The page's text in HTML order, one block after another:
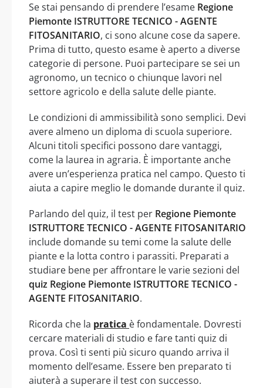
Se stai pensando di prendere l’esame Regione
Piemonte ISTRUTTORE TECNICO - AGENTE
FITOSANITARIO, ci sono alcune cose da sapere.
Prima di tutto, questo esame è aperto a diverse
categorie di persone. Puoi partecipare se sei un
agronomo, un tecnico o chiunque lavori nel
settore agricolo e della salute delle piante.
Le condizioni di ammissibilità sono semplici. Devi
avere almeno un diploma di scuola superiore.
Alcuni titoli specifici possono dare vantaggi,
come la laurea in agraria. È importante anche
avere un’esperienza pratica nel campo. Questo ti
aiuta a capire meglio le domande durante il quiz.
Parlando del quiz, il test per Regione Piemonte
ISTRUTTORE TECNICO - AGENTE FITOSANITARIO
include domande su temi come la salute delle
piante e la lotta contro i parassiti. Preparati a
studiare bene per affrontare le varie sezioni del
quiz Regione Piemonte ISTRUTTORE TECNICO -
AGENTE FITOSANITARIO.
Ricorda che la pratica è fondamentale. Dovresti
cercare materiali di studio e fare tanti quiz di
prova. Così ti senti più sicuro quando arriva il
momento dell’esame. Essere ben preparato ti
aiuterà a superare il test con successo.